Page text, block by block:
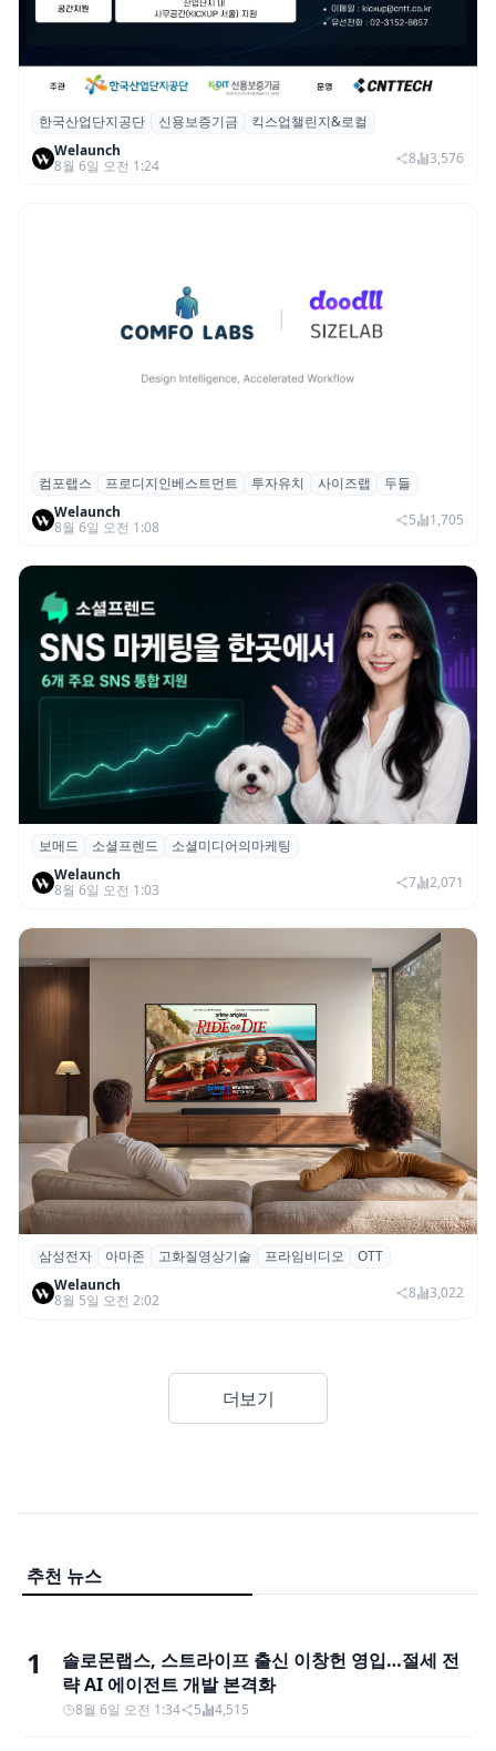
산단공·신보, 2026 ‘킥스업 챌린지&로컬’ 참
여 스타트업 모집
한국산업단지공단 신용보증기금
킥스업챌린지&로컬
Welaunch
8월 6일 오전 1:24
8 3,576
컴포랩스, 프로디지인베스트먼트로부터 시
드 투자 유치
컴포랩스 프로디지인베스트먼트 투자유치 사이즈랩
두들
Welaunch
8월 6일 오전 1:08
5 1,705
보메드 ‘소셜프렌드’, 유튜브·인스타 등 6개
SNS 마케팅 통합 지원
보메드 소셜프렌드
소셜미디어의마케팅
Welaunch
8월 6일 오전 1:03
7 2,071
삼성전자·아마존, 프라임 비디오에 ‘HDR10+
어드밴스드’ 적용
삼성전자 아마존 고화질영상기술 프라임비디오
OTT
Welaunch
8월 5일 오전 2:02
8 3,022
더보기
추천 뉴스
1
솔로몬랩스, 스트라이프 출신 이창헌 영입…절세 전
략 AI 에이전트 개발 본격화
8월 6일 오전 1:34 5 4,515